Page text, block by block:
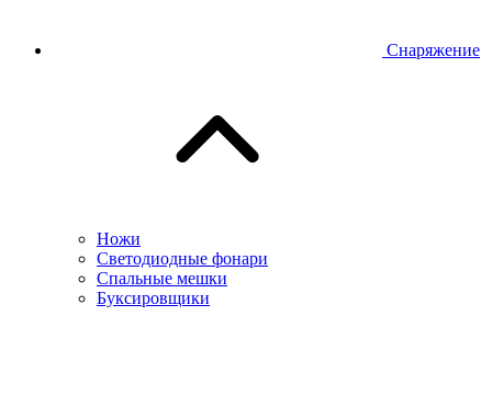
Снаряжение
Ножи
Светодиодные фонари
Спальные мешки
Буксировщики